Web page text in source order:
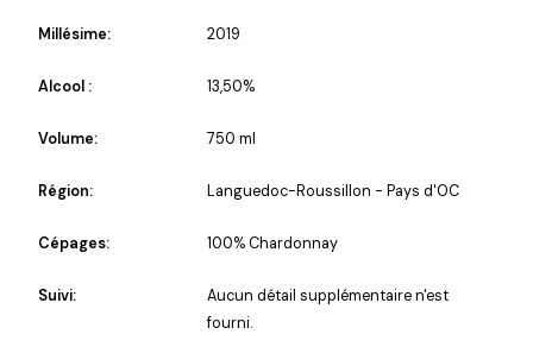
Millésime: 2019
Alcool : 13,50%
Volume: 750 ml
Région: Languedoc-Roussillon - Pays d'OC
Cépages: 100% Chardonnay
Suivi:
Aucun détail supplémentaire n'est
fourni.